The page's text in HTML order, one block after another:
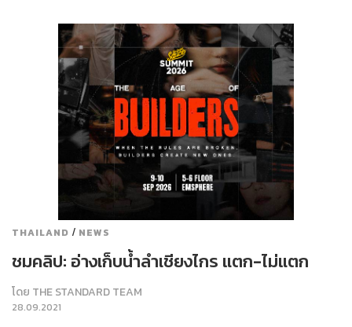
THAILAND / NEWS
ชมคลิป: อ่างเก็บน้ำลำเชียงไกร แตก-ไม่แตก
โดย THE STANDARD TEAM
28.09.2021